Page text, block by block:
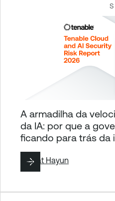
A armadilha da
da IA: por que a
ficando para trás da
ByLiat Hayun